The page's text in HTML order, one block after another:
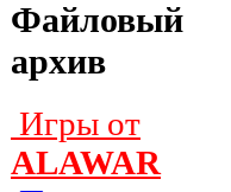
Файловый
архив
Игры от
ALAWAR